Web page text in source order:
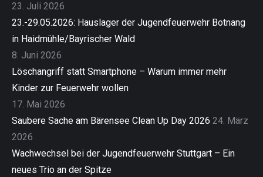
23. Juli 2026
23.-29.05.2026: Hauslager der Jugendfeuerwehr Botnang
in Haidmühle/Bayrischer Wald
8. Juni 2026
Löschangriff statt Smartphone – Warum immer mehr
Kinder zur Feuerwehr wollen
17. Mai 2026
Saubere Sache am Bärensee Clean Up Day 2026 24. März
2026
Wachwechsel bei der Jugendfeuerwehr Stuttgart – Ein
neues Trio an der Spitze